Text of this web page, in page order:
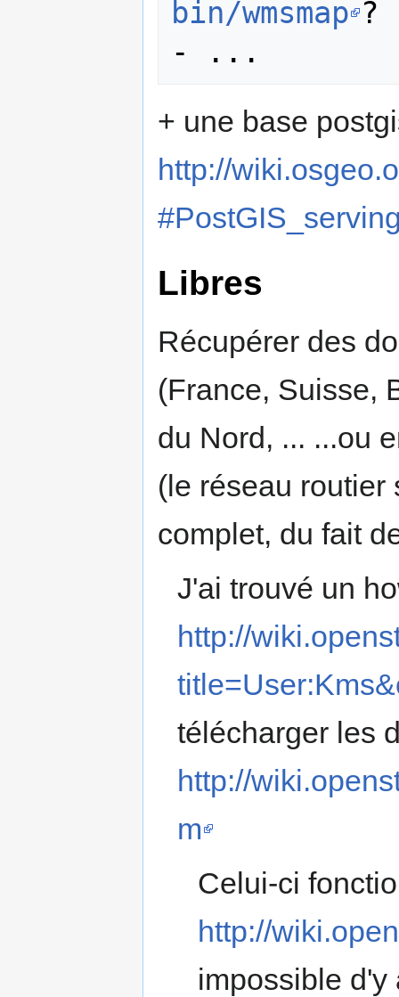
bin/wmsmap ?
+ une base
http://
Libres
Récupérer des
(France, Suisse,
du Nord, ... ...ou
(le réseau routier
complet, du fait
J'ai trouvé un
http://
télécharger les
http://
m
Celui-ci
http://
impossible